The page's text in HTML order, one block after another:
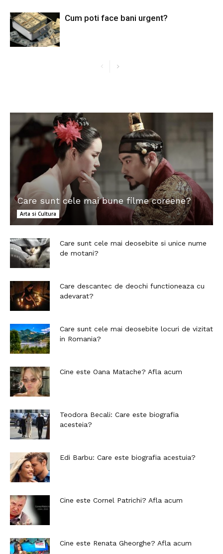
Cum poti face bani urgent?
Care sunt cele mai bune filme coreene?
Arta si Cultura
Care sunt cele mai deosebite si unice nume
de motani?
Care descantec de deochi functioneaza cu
adevarat?
Care sunt cele mai deosebite locuri de vizitat
in Romania?
Cine este Oana Matache? Afla acum
Teodora Becali: Care este biografia
acesteia?
Edi Barbu: Care este biografia acestuia?
Cine este Cornel Patrichi? Afla acum
Cine este Renata Gheorghe? Afla acum